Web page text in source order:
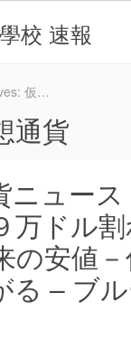
校 速報
想通貨
通貨
ニュース
万ドル
の安値
る – ブ